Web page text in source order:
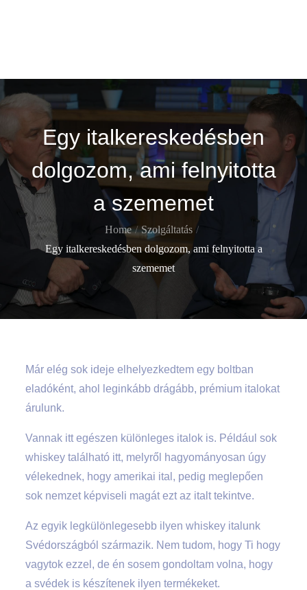
Egy italkereskedésben
dolgozom, ami felnyitotta
a szememet
Home
Szolgáltatás
Egy italkereskedésben dolgozom, ami felnyitotta a
szememet
Már elég sok ideje elhelyezkedtem egy boltban
eladóként, ahol leginkább drágább, prémium italokat
árulunk.
Vannak itt egészen különleges italok is. Például sok
whiskey található itt, melyről hagyományosan úgy
vélekednek, hogy amerikai ital, pedig meglepően
sok nemzet képviseli magát ezt az italt tekintve.
Az egyik legkülönlegesebb ilyen whiskey italunk
Svédországból származik. Nem tudom, hogy Ti hogy
vagytok ezzel, de én sosem gondoltam volna, hogy
a svédek is készítenek ilyen termékeket.